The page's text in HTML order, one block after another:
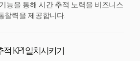
능을 통해 시간 추적 노력을 비즈니스
찰력을 제공합니다.
KPI 일치시키기